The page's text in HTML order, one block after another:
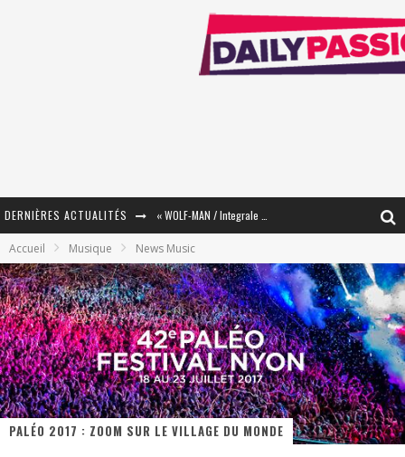
DERNIÈRES ACTUALITÉS
« Mon Village Révolté » - Combattre un Projet !
« Le Béton et le Bambou / Propositions pour Mayotte et le Monde. » - Améliorations !
Star Fox
PsyRiver 2026 : la magie revient sur les rives de l’Aar
« MOFUSAND / Parler Japonais » – Des Expressions Pratiques !
Accueil Musique News Music
PALÉO 2017 : ZOOM SUR LE VILLAGE DU MONDE